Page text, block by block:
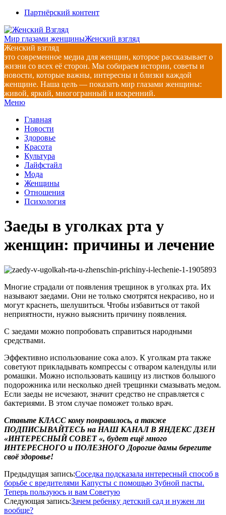
Перейти
содержимому
Партнёрский контент
Мир глазами женщиныЖенский взгляд
Женский взгляд
это современное медиа для женщин, которое рассказывает о
жизни со всех её сторон. Мы собираем истории, советы и
новости, которые важны, интересны и близки каждой
женщине. Наша цель — показать мир глазами женщины:
живой, яркий, многогранный и искренний.
Главное
меню
Меню
Главная
Новости
Здоровье
Красота
Культура
Лайфстайл
Мода
Женщины
Отношения
Психология
Заеды в уголках рта у
женщин: причины и лечение
Многие страдали от появления трещинок в уголках рта. Их
называют заедами. Они не только смотрятся некрасиво, но и
могут краснеть, шелушиться. Чтобы избавиться от такой
неприятности, нужно выяснить причину появления.
С заедами можно попробовать справиться народными
средствами.
Эффективно использование сока алоэ. К уголкам рта также
советуют прикладывать компрессы с отваром календулы или
ромашки. Можно использовать кашицу из листков большого
подорожника или несколько дней трещинки смазывать медом.
Если заеды не исчезают, значит средство не справляется с
бактериями. В этом случае поможет только врач.
Ставьте КЛАСС кому понравилось, а также
ПОДПИСЫВАЙТЕСЬ на НАШ КАНАЛ В ЯНДЕКС ДЗЕН
«ИНТЕРЕСНЫЙ СОВЕТ «, будет ещё много
ИНТЕРЕСНОГО и ПОЛЕЗНОГО Дорогие дамы берегите
своё здоровье!
2020-
05-
26
Предыдущая запись:Соседка подсказала интересный способ в
борьбе с вредителями Капусты с помощью Зубной пасты.
Теперь пользуюсь и вам Советую
Следующая запись:Зачем ребенку детский сад и нужен ли
вообще?